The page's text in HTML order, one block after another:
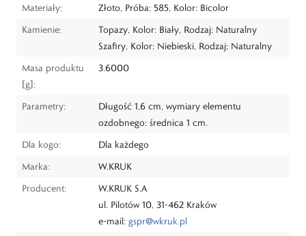
Materiały:
Złoto, Próba: 585, Kolor: Bicolor
Kamienie:
Topazy, Kolor: Biały, Rodzaj: Naturalny
Szafiry, Kolor: Niebieski, Rodzaj: Naturalny
Masa produktu
[g]:
3.6000
Parametry:
Długość 1,6 cm, wymiary elementu
ozdobnego: średnica 1 cm.
Dla kogo:
Dla każdego
Marka:
W.KRUK
Producent:
W.KRUK S.A
ul. Pilotów 10, 31-462 Kraków
e-mail: gspr@wkruk.pl